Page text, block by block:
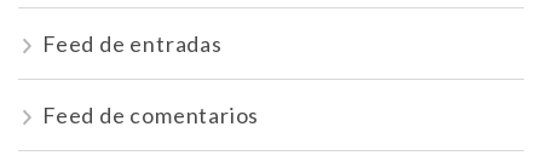
Feed de entradas
Feed de comentarios